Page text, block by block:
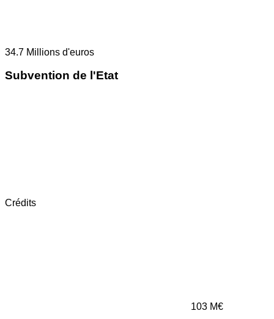
34.7 Millions d'euros
Subvention de l'Etat
Crédits
103 M€